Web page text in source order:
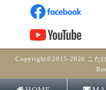
Copyright©2015-2026 こた